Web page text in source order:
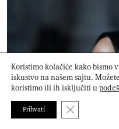
Charlize Theron
može da
Koristimo kolačiće kako bismo
iskustvo na našem sajtu.
koristimo ili ih isključiti u
Prihvati Close GDPR